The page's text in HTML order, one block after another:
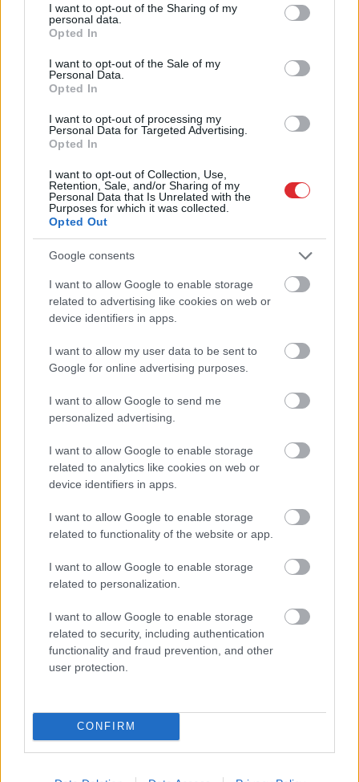
not limited to your visit or usage behaviour. You may click to
grant or deny consent to Google and its third-party tags to
use your data for below specified purposes in below Google
consent section.
I want to opt-out of the Sharing of my
personal data.
Opted In
I want to opt-out of the Sale of my
Personal Data.
Opted In
I want to opt-out of processing my
Personal Data for Targeted Advertising.
Opted In
I want to opt-out of Collection, Use,
Retention, Sale, and/or Sharing of my
Personal Data that Is Unrelated with the
Purposes for which it was collected.
Opted Out
Google consents
I want to allow Google to enable storage
related to advertising like cookies on web or
device identifiers in apps.
I want to allow my user data to be sent to
Google for online advertising purposes.
I want to allow Google to send me
personalized advertising.
I want to allow Google to enable storage
related to analytics like cookies on web or
device identifiers in apps.
I want to allow Google to enable storage
related to functionality of the website or app.
I want to allow Google to enable storage
related to personalization.
I want to allow Google to enable storage
related to security, including authentication
functionality and fraud prevention, and other
user protection.
CONFIRM
“Tāvar ākstīties savā
virtuvē, nevis uz skatuves!”
Elita Mīlgrāve ļāvusies
negaidīti erotiskai skatuves
deja ar Eirovīzijas zvaigzni
17.00 jūs tracina?
Numerologi izceļ četrus
dzimšanas datumus,
kuru īpašniekiem
brīvība ir īpaši svarīga
Elīna Didrihsone atklāj,
kā iemācījusies
par viņu tiek runāts
Horoskopi 7. augustam.
Šodien vislabāk par tevi
runās paveiktais, tāpēc nav
Atcelt Ziņot